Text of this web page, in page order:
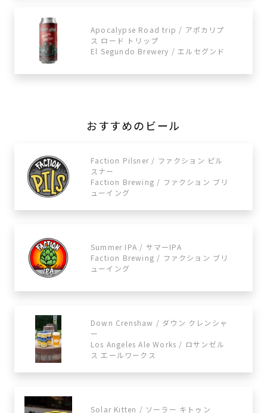
Apocalypse Road trip / アポカリプ
ス ロード トリップ
El Segundo Brewery / エルセグンド
おすすめのビール
Faction Pilsner / ファクション ピル
スナー
Faction Brewing / ファクション ブリ
ューイング
Summer IPA / サマーIPA
Faction Brewing / ファクション ブリ
ューイング
Down Crenshaw / ダウン クレンシャ
ー
Los Angeles Ale Works / ロサンゼル
ス エールワークス
Solar Kitten / ソーラー キトゥン